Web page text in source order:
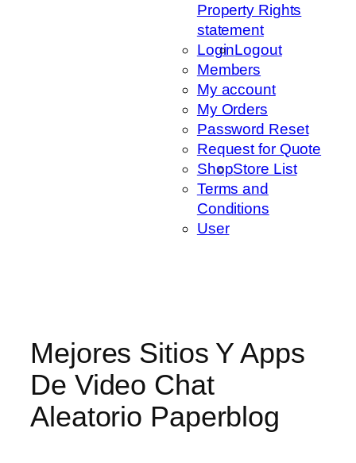
Property Rights
statement
LoginLogout
Members
My account
My Orders
Password Reset
Request for Quote
ShopStore List
Terms and
Conditions
User
Mejores Sitios Y Apps
De Video Chat
Aleatorio Paperblog